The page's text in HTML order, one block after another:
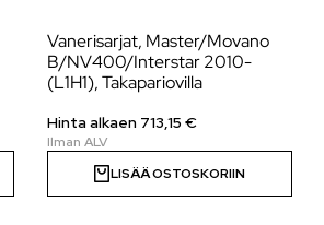
Vanerisarjat, Master/Movano
B/NV400/Interstar 2010-
(L1H1), Takapariovilla
Hinta alkaen 713,15 €
LISÄÄ OSTOSKORIIN